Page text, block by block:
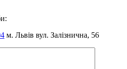
м. Львів вул. Залізнична, 56